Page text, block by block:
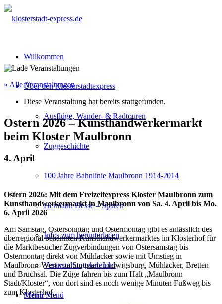
Willkommen
Über den Klosterstadtexpress
Ausflüge, Wander- & Radtouren
Zuggeschichte
100 Jahre Bahnlinie Maulbronn 1914-2014
Hermann Hesse – Spuren
Infos zum herunterladen
Veranstaltungskalender
Menü Menü
« Alle Veranstaltungen
Diese Veranstaltung hat bereits stattgefunden.
Ostern 2026 – Kunsthandwerkermarkt
beim Kloster Maulbronn
4. April
Ostern 2026: Mit dem Freizeitexpress Kloster Maulbronn zum
Kunsthandwerkermarkt in Maulbronn von Sa. 4. April bis Mo.
6. April 2026
Am Samstag, Ostersonntag und Ostermontag gibt es anlässlich des
überregional bekannten Kunsthandwerkermarktes im Klosterhof für
die Marktbesucher Zugverbindungen von Ostersamstag bis
Ostermontag direkt von Mühlacker sowie mit Umstieg in
Maulbronn-West von Stuttgart, Ludwigsburg, Mühlacker, Bretten
und Bruchsal. Die Züge fahren bis zum Halt „Maulbronn
Stadt/Kloster“, von dort sind es noch wenige Minuten Fußweg bis
zum Klosterhof.